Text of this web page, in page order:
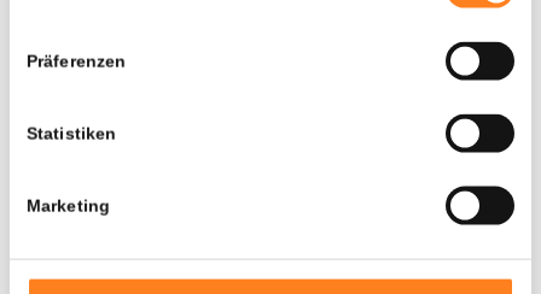
Präferenzen
Statistiken
Marketing
Gesamtwert
$1.576,35